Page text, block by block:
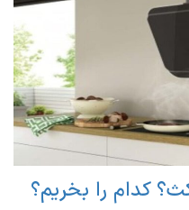
کدام را بخریم؟